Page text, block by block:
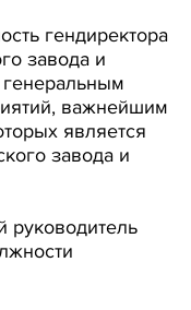
гендиректора
завода и
генеральным
важнейшим
является
завода и
руководитель